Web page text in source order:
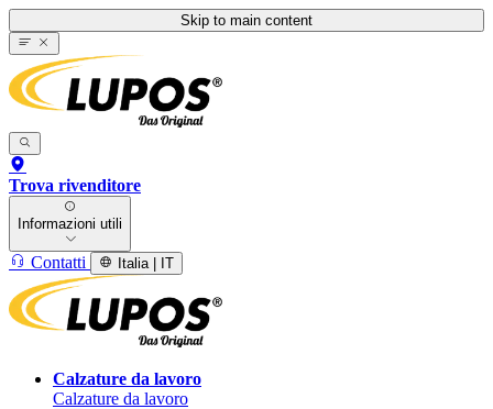
Skip to main content
Trova rivenditore
Informazioni utili
Contatti Italia | IT
Calzature da lavoro
Calzature da lavoro